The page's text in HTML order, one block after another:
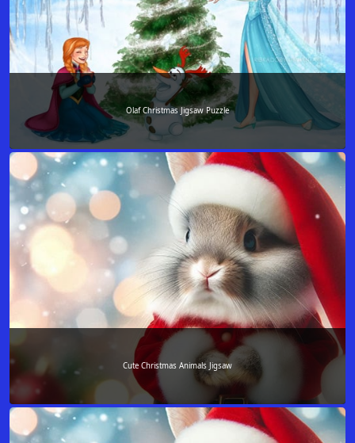
Olaf Christmas Jigsaw Puzzle
Cute Christmas Animals Jigsaw